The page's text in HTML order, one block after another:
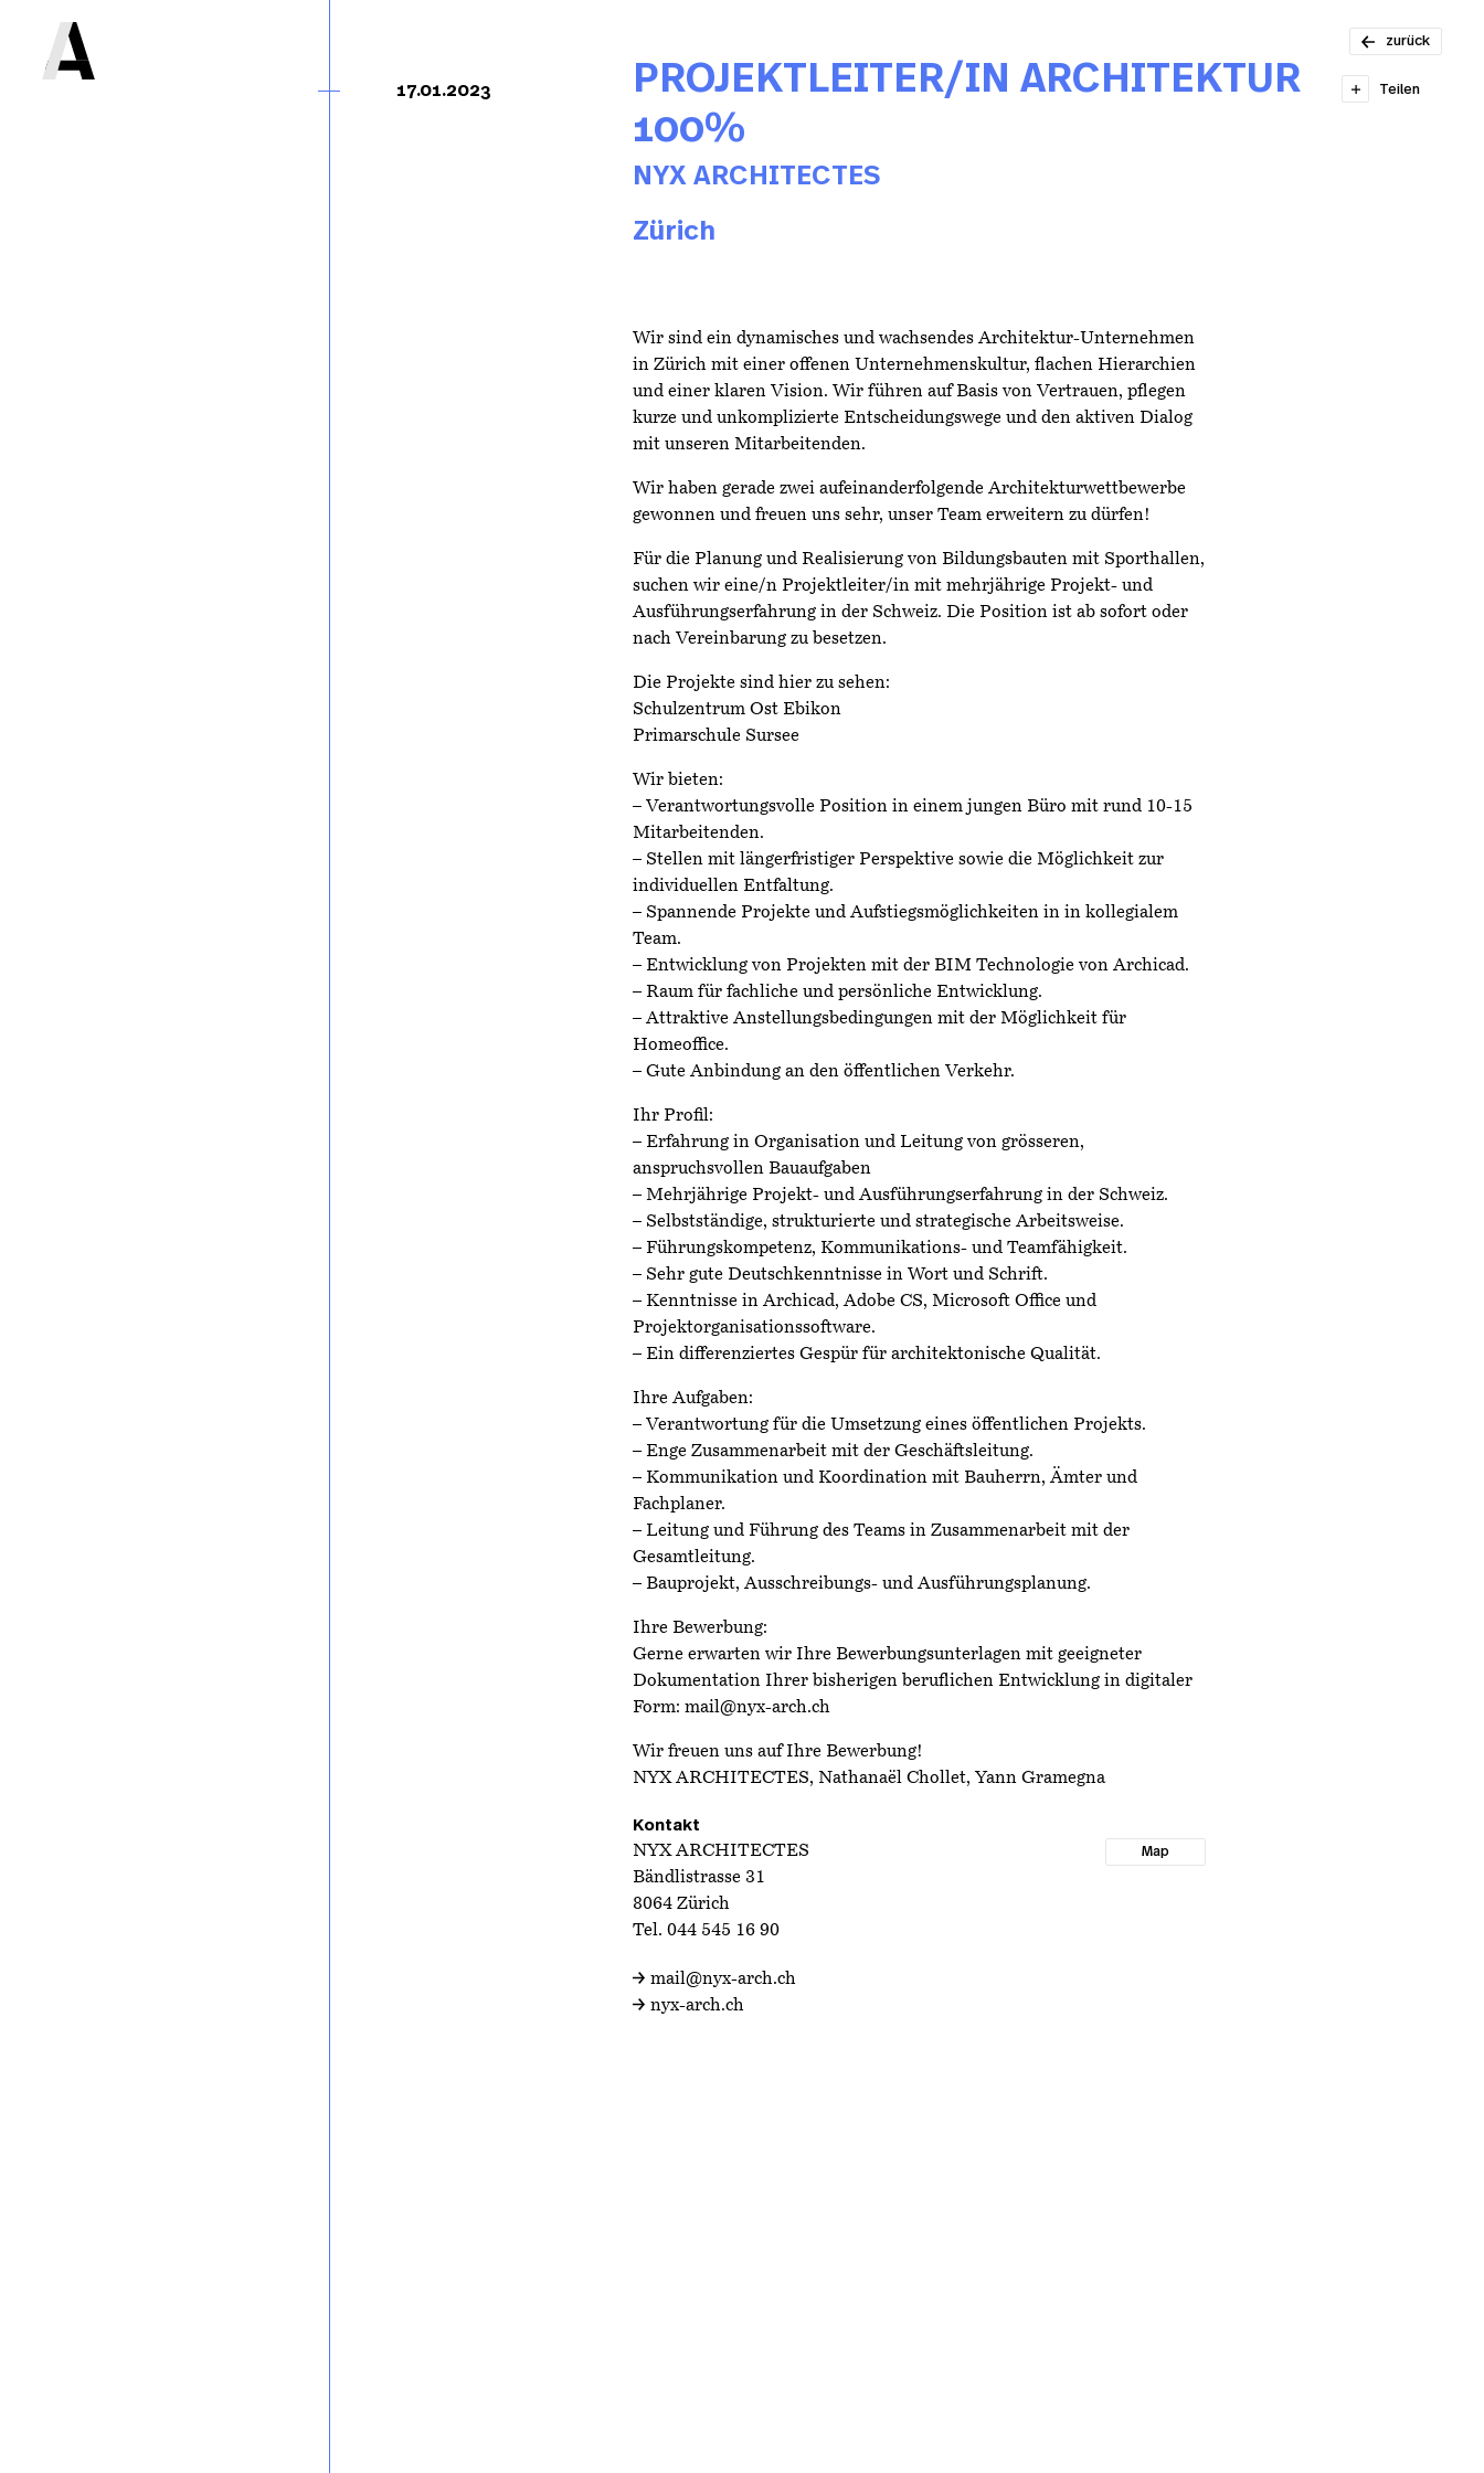
zurück
– ETH/FH 80-
17.01.2023
PROJEKTLEITER/IN ARCHITEKTUR
100%
NYX ARCHITECTES
Zürich
Wir sind ein dynamisches und wachsendes Architektur-Unternehmen
in Zürich mit einer offenen Unternehmenskultur, flachen Hierarchien
und einer klaren Vision. Wir führen auf Basis von Vertrauen, pflegen
kurze und unkomplizierte Entscheidungswege und den aktiven Dialog
mit unseren Mitarbeitenden.
Wir haben gerade zwei aufeinanderfolgende Architekturwettbewerbe
gewonnen und freuen uns sehr, unser Team erweitern zu dürfen!
Für die Planung und Realisierung von Bildungsbauten mit Sporthallen,
suchen wir eine/n Projektleiter/in mit mehrjährige Projekt- und
Ausführungserfahrung in der Schweiz. Die Position ist ab sofort oder
nach Vereinbarung zu besetzen.
Die Projekte sind hier zu sehen:
Schulzentrum Ost Ebikon
Primarschule Sursee
Wir bieten:
– Verantwortungsvolle Position in einem jungen Büro mit rund 10-15
Mitarbeitenden.
– Stellen mit längerfristiger Perspektive sowie die Möglichkeit zur
individuellen Entfaltung.
– Spannende Projekte und Aufstiegsmöglichkeiten in in kollegialem
Team.
– Entwicklung von Projekten mit der BIM Technologie von Archicad.
– Raum für fachliche und persönliche Entwicklung.
– Attraktive Anstellungsbedingungen mit der Möglichkeit für
Homeoffice.
– Gute Anbindung an den öffentlichen Verkehr.
Ihr Profil:
– Erfahrung in Organisation und Leitung von grösseren,
anspruchsvollen Bauaufgaben
– Mehrjährige Projekt- und Ausführungserfahrung in der Schweiz.
– Selbstständige, strukturierte und strategische Arbeitsweise.
– Führungskompetenz, Kommunikations- und Teamfähigkeit.
– Sehr gute Deutschkenntnisse in Wort und Schrift.
– Kenntnisse in Archicad, Adobe CS, Microsoft Office und
Projektorganisationssoftware.
– Ein differenziertes Gespür für architektonische Qualität.
Ihre Aufgaben:
– Verantwortung für die Umsetzung eines öffentlichen Projekts.
– Enge Zusammenarbeit mit der Geschäftsleitung.
– Kommunikation und Koordination mit Bauherrn, Ämter und
Fachplaner.
– Leitung und Führung des Teams in Zusammenarbeit mit der
Gesamtleitung.
– Bauprojekt, Ausschreibungs- und Ausführungsplanung.
Ihre Bewerbung:
Gerne erwarten wir Ihre Bewerbungsunterlagen mit geeigneter
Dokumentation Ihrer bisherigen beruflichen Entwicklung in digitaler
Form: mail@nyx-arch.ch
Wir freuen uns auf Ihre Bewerbung!
NYX ARCHITECTES, Nathanaël Chollet, Yann Gramegna
Kontakt
NYX ARCHITECTES
Bändlistrasse 31
8064 Zürich
Tel. 044 545 16 90
Map
mail@nyx-arch.ch
nyx-arch.ch
Teilen